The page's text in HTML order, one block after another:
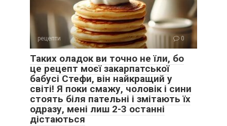
рецепти 0
Таких оладок ви точно не їли, бо
це рецепт моєї закарпатської
бабусі Стефи, він найкращий у
світі! Я поки смажу, чоловік і сини
стоять біля пательні і змітають їх
одразу, мені лиш 2-3 останні
дістаються